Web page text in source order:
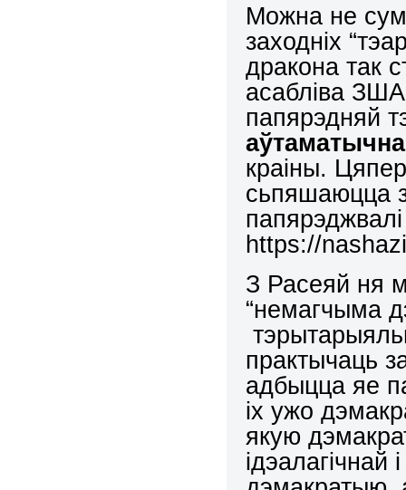
Можна не
заходніх
дракона так
асабліва
папярэдняй
краіны.
сьпяшаюцца
https://
З Расеяй ня
“немагчыма
практычаць
адбыцца яе
іх ужо
якую